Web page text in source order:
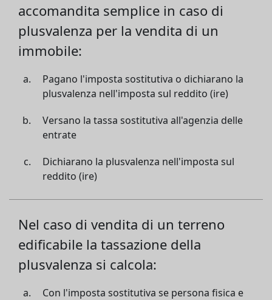
accomandita semplice in caso di
plusvalenza per la vendita di un
immobile:
Pagano l'imposta sostitutiva o dichiarano la
plusvalenza nell'imposta sul reddito (ire)
Versano la tassa sostitutiva all'agenzia delle
entrate
Dichiarano la plusvalenza nell'imposta sul
reddito (ire)
Nel caso di vendita di un terreno
edificabile la tassazione della
plusvalenza si calcola:
Con l'imposta sostitutiva se persona fisica e